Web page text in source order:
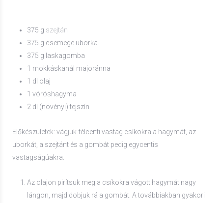
375 g szejtán
375 g csemege uborka
375 g laskagomba
1 mokkáskanál majoránna
1 dl olaj
1 vöröshagyma
2 dl (növényi) tejszín
Előkészületek: vágjuk félcenti vastag csíkokra a hagymát, az
uborkát, a szejtánt és a gombát pedig egycentis
vastagságúakra.
Az olajon pirítsuk meg a csíkokra vágott hagymát nagy
lángon, majd dobjuk rá a gombát. A továbbiakban gyakori